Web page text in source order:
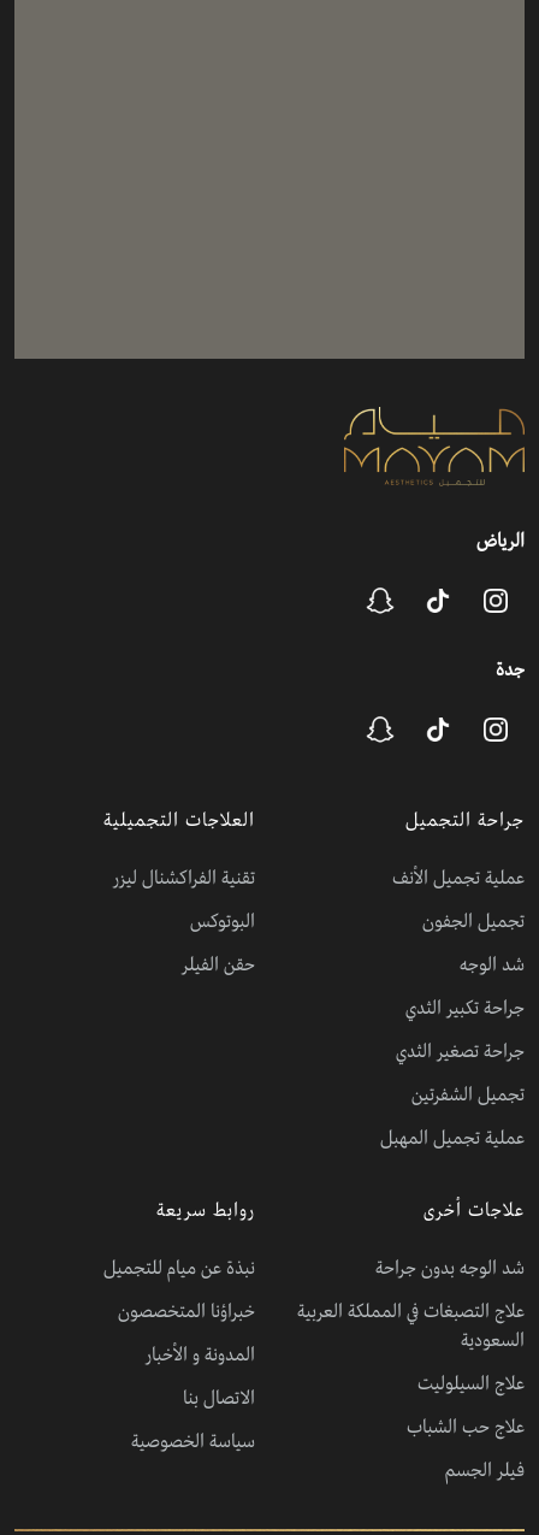
الرياض
جدة
جراحة التجميل
عملية تجميل الأنف
تجميل الجفون
شد الوجه
جراحة تكبير الثدي
جراحة تصغير الثدي
تجميل الشفرتين
عملية تجميل المهبل
العلاجات التجميلية
تقنية الفراكشنال ليزر
البوتوكس
حقن الفيلر
علاجات أخرى
شد الوجه بدون جراحة
علاج التصبغات في المملكة العربية
السعودية
علاج السيلوليت
علاج حب الشباب
فيلر الجسم
روابط سريعة
نبذة عن ميام للتجميل
خبراؤنا المتخصصون
المدونة و الأخبار
الاتصال بنا
سياسة الخصوصية